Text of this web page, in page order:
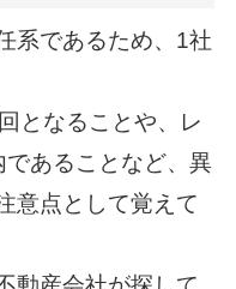
系であるため、1社
となることや、レ
あることなど、異
意点として覚えて